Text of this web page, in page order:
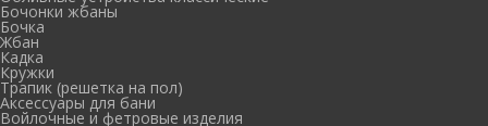
Бочонки жбаны
Бочка
Жбан
Кадка
Кружки
Трапик (решетка на пол)
Аксессуары для бани
Войлочные и фетровые изделия